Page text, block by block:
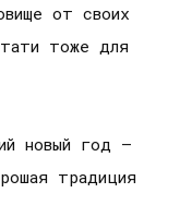
от своих
тоже для
новый год —
традиция